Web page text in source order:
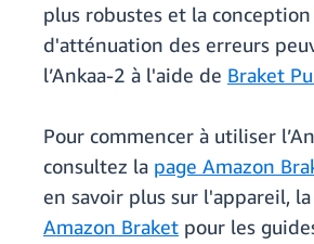
plus robustes et la
d'atténuation des erreurs
l’Ankaa-2 à l'aide de Braket
Pour commencer à utiliser
consultez la page Amazon
en savoir plus sur l'appareil, la
Amazon Braket pour les